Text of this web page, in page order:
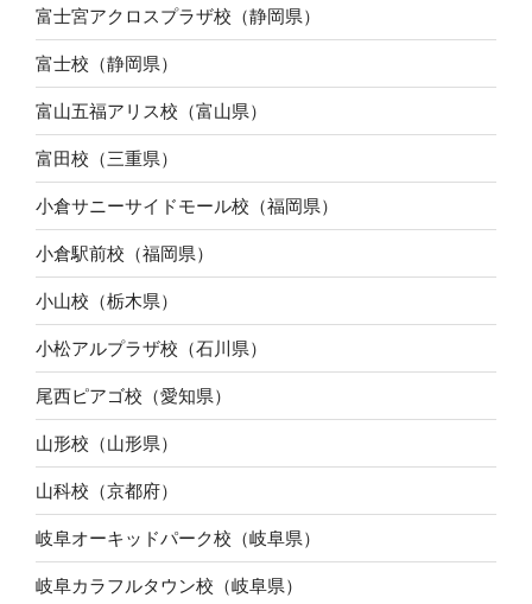
富士宮アクロスプラザ校（静岡県）
富士校（静岡県）
富山五福アリス校（富山県）
富田校（三重県）
小倉サニーサイドモール校（福岡県）
小倉駅前校（福岡県）
小山校（栃木県）
小松アルプラザ校（石川県）
尾西ピアゴ校（愛知県）
山形校（山形県）
山科校（京都府）
岐阜オーキッドパーク校（岐阜県）
岐阜カラフルタウン校（岐阜県）